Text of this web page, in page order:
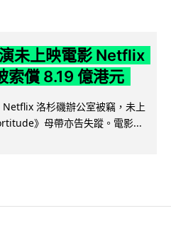
未上映電影 Netflix
索償 8.19 億港元
Netflix 洛杉磯辦公室被竊，未上
》母帶亦告失蹤。電影...